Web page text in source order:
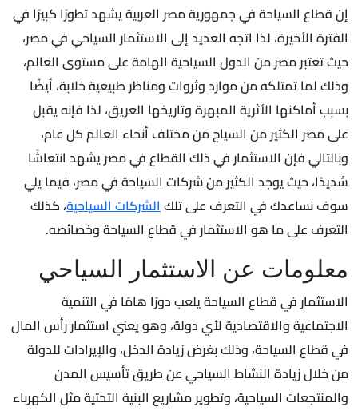
إن قطاع السياحة في جمهورية مصر العربية يشهد تطورًا كبيرًا في
الفترة الأخيرة، لذا اتجه العديد إلى الاستثمار السياحي في مصر،
حيث تعتبر مصر من الدول السياحية الهامة على مستوى العالم،
وذلك لما تمتلكه من موارد وثروات ومناظر طبيعية خلابة، أيضًا
بسبب أماكنها الأثرية المبهرة وتاريخها العريق، لذا فإنه يقبل
على مصر الكثير من السياح من مختلف أنحاء العالم كل عام،
وبالتالي فإن الاستثمار في ذلك القطاع في مصر يشهد انتعاشًا
شديدًا، حيث يوجد الكثير من شركات السياحة في مصر، فيما يلي
سوف نساعدك في التعرف على تلكالشركات السياحية، كذلك
التعرف على ما هو الاستثمار في قطاع السياحة وخصائصه.
معلومات عن الاستثمار السياحي
الاستثمار في قطاع السياحة يلعب دورًا هامًا في التنمية
الاجتماعية والاقتصادية لأي دولة، وهو يعني استثمار رأس المال
في قطاع السياحة، وذلك بغرض زيادة الدخل، والإيرادات للدولة
من خلال زيادة النشاط السياحي عن طريق تأسيس المدن
والمنتجعات السياحية، وتطوير مشاريع البنية التحتية مثل الكهرباء